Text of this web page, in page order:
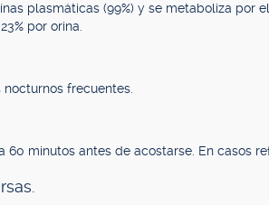
plasmáticas (99%) y se metaboliza por
por orina.
nocturnos frecuentes.
60 minutos antes de acostarse. En casos